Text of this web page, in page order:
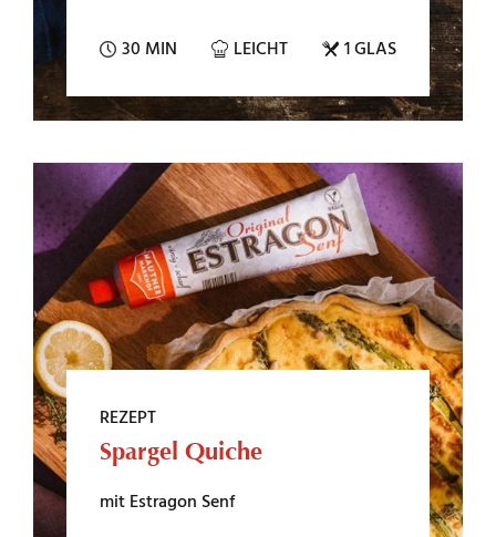
30 MIN LEICHT 1 GLAS
REZEPT
Spargel Quiche
mit Estragon Senf